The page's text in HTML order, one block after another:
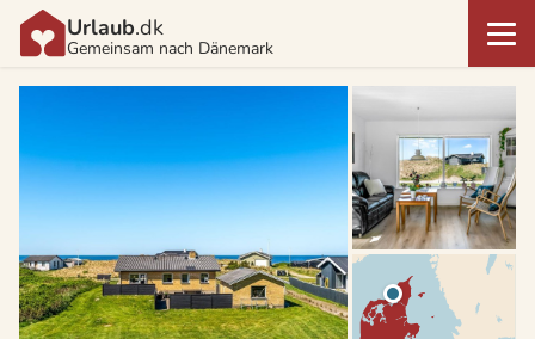
Urlaub.dk
Gemeinsam nach Dänemark